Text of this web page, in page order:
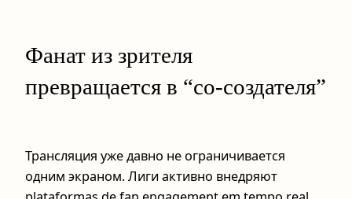
Фанат из зрителя
превращается в “со‑создателя”
Трансляция уже давно не ограничивается
одним экраном. Лиги активно внедряют